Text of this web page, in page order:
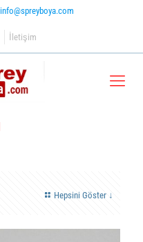
info@spreyboya.com
İletişim
Hepsini Göster ↓